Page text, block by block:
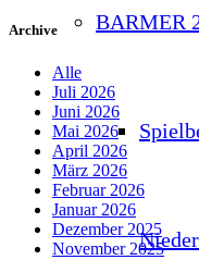
BARMER
Archive
Alle
Juli 2026
Juni 2026
Mai 2026
April 2026
März 2026
Februar 2026
Januar 2026
Dezember 2025
November 2025